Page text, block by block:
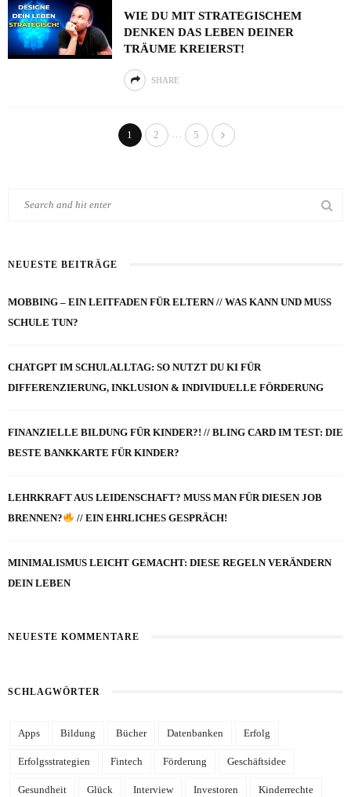
WIE DU MIT STRATEGISCHEM
DENKEN DAS LEBEN DEINER
TRÄUME KREIERST!
SHARE
1 2 … 5
NEUESTE BEITRÄGE
MOBBING – EIN LEITFADEN FÜR ELTERN // WAS KANN UND MUSS
SCHULE TUN?
CHATGPT IM SCHULALLTAG: SO NUTZT DU KI FÜR
DIFFERENZIERUNG, INKLUSION & INDIVIDUELLE FÖRDERUNG
FINANZIELLE BILDUNG FÜR KINDER?! // BLING CARD IM TEST: DIE
BESTE BANKKARTE FÜR KINDER?
LEHRKRAFT AUS LEIDENSCHAFT? MUSS MAN FÜR DIESEN JOB
BRENNEN?
// EIN EHRLICHES GESPRÄCH!
MINIMALISMUS LEICHT GEMACHT: DIESE REGELN VERÄNDERN
DEIN LEBEN
NEUESTE KOMMENTARE
SCHLAGWÖRTER
Apps Bildung Bücher Datenbanken Erfolg
Erfolgsstrategien Fintech Förderung Geschäftsidee
Gesundheit Glück Interview Investoren Kinderrechte